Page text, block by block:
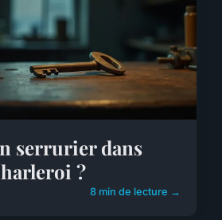
serrurier dans
?
8 min de lecture →